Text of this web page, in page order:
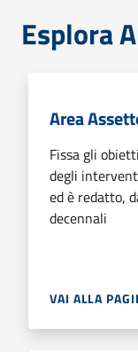
Esplora
Area
Fissa gli
degli
ed è redatto,
decennali
VAI ALLA